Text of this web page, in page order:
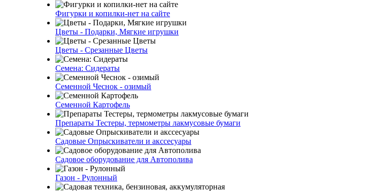
Фигурки и копилки-нет на сайте
Цветы - Подарки, Мягкие игрушки
Цветы - Срезанные Цветы
Семена: Сидераты
Семенной Чеснок - озимый
Семенной Картофель
Препараты Тестеры, термометры лакмусовые бумаги
Садовые Опрыскиватели и акссесуары
Садовое оборудование для Автополива
Газон - Рулонный